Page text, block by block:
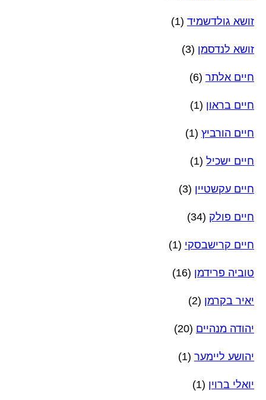
זושא גולדשמיד (1)
זושא לנדסמן (3)
חיים אלתר (6)
חיים בראון (1)
חיים הורביץ (1)
חיים ישכיל (1)
חיים עקשטיין (3)
חיים פולק (34)
חיים קרישבסקי (1)
טוביה פרידמן (16)
יאיר בקרמן (2)
יהודה מנהיים (20)
יהושע ליימער (1)
יואלי ברוין (1)